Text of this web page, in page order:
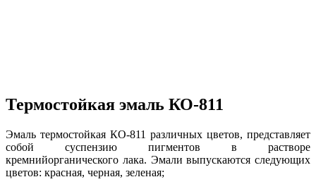
Термостойкая эмаль КО-811
Эмаль термостойкая КО-811 различных цветов, представляет
собой суспензию пигментов в растворе
кремнийорганического лака. Эмали выпускаются следующих
цветов: красная, черная, зеленая;